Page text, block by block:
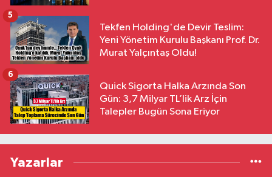
Tekfen Holding'de Devir Teslim:
Yeni Yönetim Kurulu Başkanı Prof. Dr.
Murat Yalçıntaş Oldu!
5
Quick Sigorta Halka Arzında Son
Gün: 3,7 Milyar TL’lik Arz İçin
Talepler Bugün Sona Eriyor
6
Yazarlar